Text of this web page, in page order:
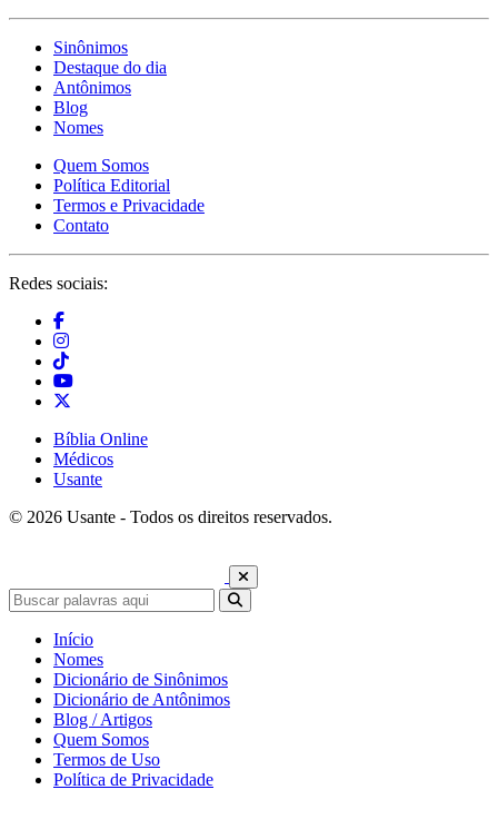
Sinônimos
Destaque do dia
Antônimos
Blog
Nomes
Quem Somos
Política Editorial
Termos e Privacidade
Contato
Redes sociais:
Bíblia Online
Médicos
Usante
© 2026 Usante - Todos os direitos reservados.
Início
Nomes
Dicionário de Sinônimos
Dicionário de Antônimos
Blog / Artigos
Quem Somos
Termos de Uso
Política de Privacidade